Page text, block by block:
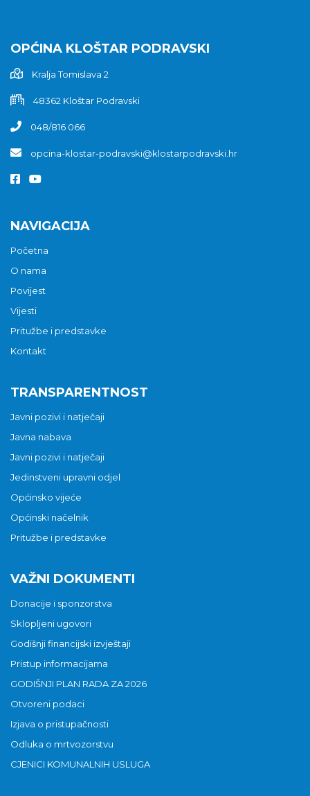
OPĆINA KLOŠTAR PODRAVSKI
Kralja Tomislava 2
48362 Kloštar Podravski
048/816 066
opcina-klostar-podravski@klostarpodravski.hr
NAVIGACIJA
Početna
O nama
Povijest
Vijesti
Pritužbe i predstavke
Kontakt
TRANSPARENTNOST
Javni pozivi i natječaji
Javna nabava
Javni pozivi i natječaji
Jedinstveni upravni odjel
Općinsko vijeće
Općinski načelnik
Pritužbe i predstavke
VAŽNI DOKUMENTI
Donacije i sponzorstva
Sklopljeni ugovori
Godišnji financijski izvještaji
Pristup informacijama
GODIŠNJI PLAN RADA ZA 2026
Otvoreni podaci
Izjava o pristupačnosti
Odluka o mrtvozorstvu
CJENICI KOMUNALNIH USLUGA